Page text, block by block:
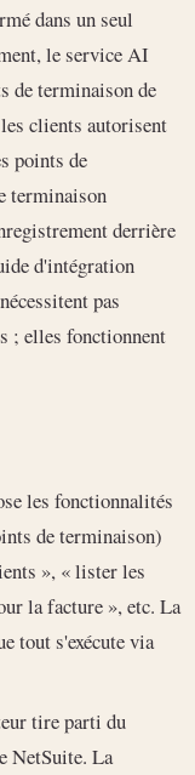
dans un seul
le service AI
de terminaison de
clients autorisent
points de
terminaison
derrière
d'intégration
pas
; elles fonctionnent
les fonctionnalités
de terminaison)
», « lister les
la facture », etc. La
tout s'exécute via
tire parti du
NetSuite. La